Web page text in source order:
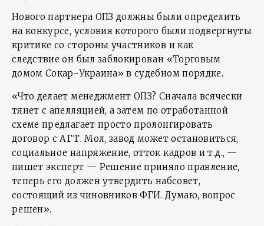
Нового партнера ОПЗ должны были определить
на конкурсе, условия которого были подвергнуты
критике со стороны участников и как
следствие он был заблокирован «Торговым
домом Сокар-Украина» в судебном порядке.
«Что делает менеджмент ОПЗ? Сначала всячески
тянет с апелляцией, а затем по отработанной
схеме предлагает просто пролонгировать
договор с АГТ. Мол, завод может остановиться,
социальное напряжение, отток кадров и т.д., —
пишет эксперт — Решение приняло правление,
теперь его должен утвердить набсовет,
состоящий из чиновников ФГИ. Думаю, вопрос
решен».